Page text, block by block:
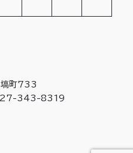
町733
343-8319